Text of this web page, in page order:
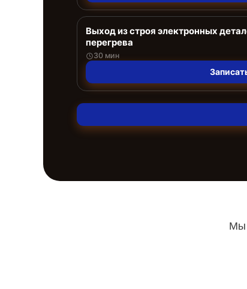
Выход из строя электронных
перегрева
30 мин
Мы